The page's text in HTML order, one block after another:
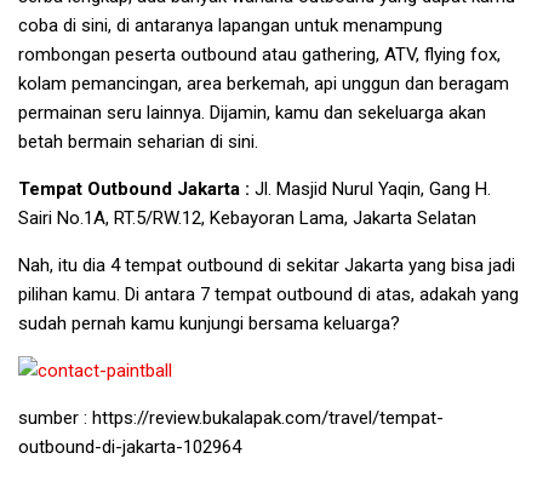
coba di sini, di antaranya lapangan untuk menampung
rombongan peserta outbound atau gathering, ATV, flying fox,
kolam pemancingan, area berkemah, api unggun dan beragam
permainan seru lainnya. Dijamin, kamu dan sekeluarga akan
betah bermain seharian di sini.
Tempat Outbound Jakarta : Jl. Masjid Nurul Yaqin, Gang H.
Sairi No.1A, RT.5/RW.12, Kebayoran Lama, Jakarta Selatan
Nah, itu dia 4 tempat outbound di sekitar Jakarta yang bisa jadi
pilihan kamu. Di antara 7 tempat outbound di atas, adakah yang
sudah pernah kamu kunjungi bersama keluarga?
sumber : https://review.bukalapak.com/travel/tempat-
outbound-di-jakarta-102964